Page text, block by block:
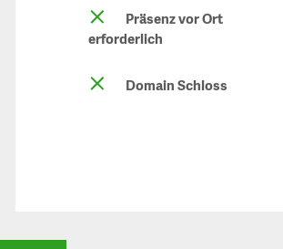
Präsenz vor Ort
erforderlich
Domain Schloss